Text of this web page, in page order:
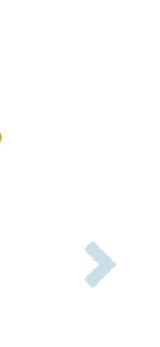
Další